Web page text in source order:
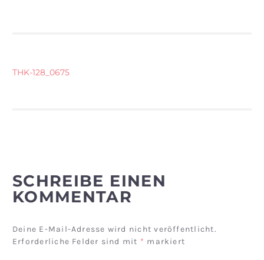
BEITRAGSNAVIGATION
THK-128_0675
SCHREIBE EINEN
KOMMENTAR
Deine E-Mail-Adresse wird nicht veröffentlicht.
Erforderliche Felder sind mit * markiert